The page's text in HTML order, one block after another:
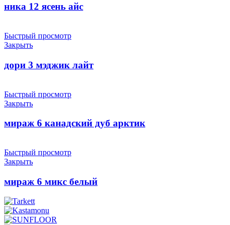
ника 12 ясень айс
Быстрый просмотр
Закрыть
дори 3 мэджик лайт
Быстрый просмотр
Закрыть
мираж 6 канадский дуб арктик
Быстрый просмотр
Закрыть
мираж 6 микс белый